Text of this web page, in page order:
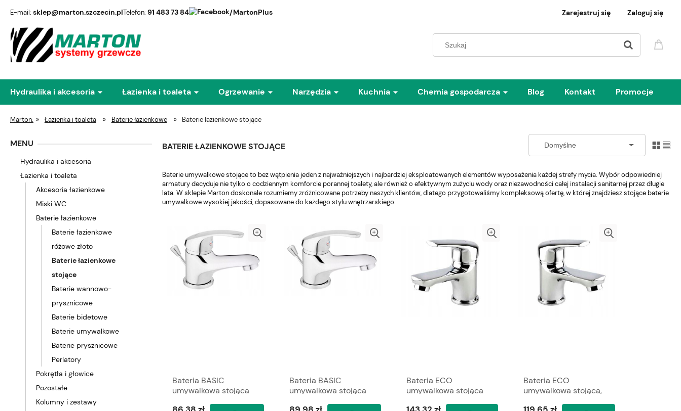
E-mail: sklep@marton.szczecin.plTelefon: 91 483 73 84 /MartonPlus Zarejestruj się Zaloguj się
Hydraulika i akcesoria Łazienka i toaleta Ogrzewanie Narzędzia Kuchnia Chemia gospodarcza Blog Kontakt Promocje
Marton: » Łazienka i toaleta » Baterie łazienkowe » Baterie łazienkowe stojące
MENU
Hydraulika i akcesoria
Łazienka i toaleta
Akcesoria łazienkowe
Miski WC
Baterie łazienkowe
Baterie łazienkowe
różowe złoto
Baterie łazienkowe
stojące
Baterie wannowo-
prysznicowe
Baterie bidetowe
Baterie umywalkowe
Baterie prysznicowe
Perlatory
Pokrętła i głowice
Pozostałe
Kolumny i zestawy
BATERIE ŁAZIENKOWE STOJĄCE
Baterie umywalkowe stojące to bez wątpienia jeden z najważniejszych i najbardziej eksploatowanych elementów wyposażenia każdej strefy mycia. Wybór odpowiedniej
armatury decyduje nie tylko o codziennym komforcie porannej toalety, ale również o efektywnym zużyciu wody oraz niezawodności całej instalacji sanitarnej przez długie
lata. W sklepie Marton doskonale rozumiemy zróżnicowane potrzeby naszych klientów, dlatego przygotowaliśmy kompleksową ofertę, w której znajdziesz stojące baterie
umywalkowe wysokiej jakości, dopasowane do każdego stylu wnętrzarskiego.
Bateria BASIC
umywalkowa stojąca
Bateria BASIC
umywalkowa stojąca
Bateria ECO
umywalkowa stojąca
Bateria ECO
umywalkowa stojąca,